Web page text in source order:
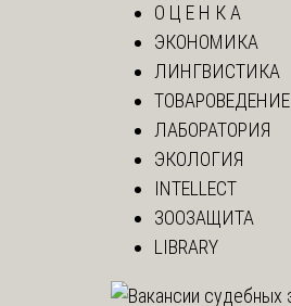
О Ц Е Н К А
ЭКОНОМИКА
ЛИНГВИСТИКА
ТОВАРОВЕДЕНИЕ
ЛАБОРАТОРИЯ
ЭКОЛОГИЯ
INTELLECT
ЗООЗАЩИТА
LIBRARY